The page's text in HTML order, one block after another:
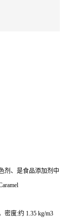
剂、是食品添加剂中
密度:约 1.35 kg/m3